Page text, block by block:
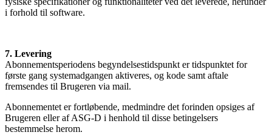
i forhold til software.
7. Levering
Abonnementsperiodens begyndelsestidspunkt er tidspunktet for
første gang systemadgangen aktiveres, og kode samt aftale
fremsendes til Brugeren via mail.
Abonnementet er fortløbende, medmindre det forinden opsiges af
Brugeren eller af ASG-D i henhold til disse betingelsers
bestemmelse herom.